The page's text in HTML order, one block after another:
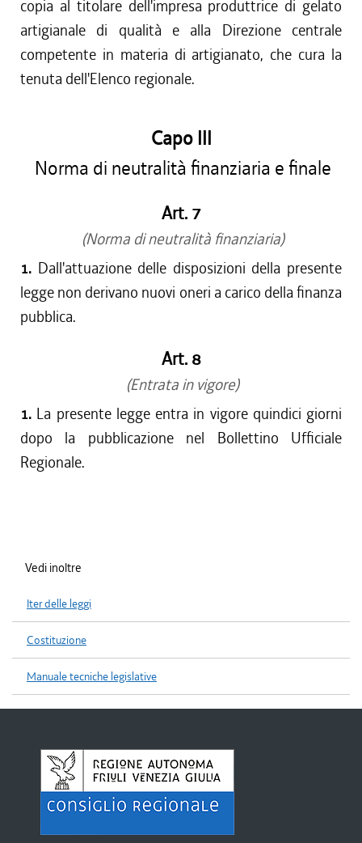
copia al titolare dell'impresa produttrice di gelato
artigianale di qualità e alla Direzione centrale
competente in materia di artigianato, che cura la
tenuta dell'Elenco regionale.
Capo III
Norma di neutralità finanziaria e finale
Art. 7
(Norma di neutralità finanziaria)
1. Dall'attuazione delle disposizioni della presente
legge non derivano nuovi oneri a carico della finanza
pubblica.
Art. 8
(Entrata in vigore)
1. La presente legge entra in vigore quindici giorni
dopo la pubblicazione nel Bollettino Ufficiale
Regionale.
Vedi inoltre
Iter delle leggi
Costituzione
Manuale tecniche legislative